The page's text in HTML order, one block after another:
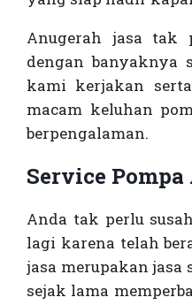
Anugerah jasa tak
dengan banyaknya
kami kerjakan
macam keluhan
berpengalaman.
Service
Anda tak perlu
lagi karena telah
jasa merupakan
sejak lama